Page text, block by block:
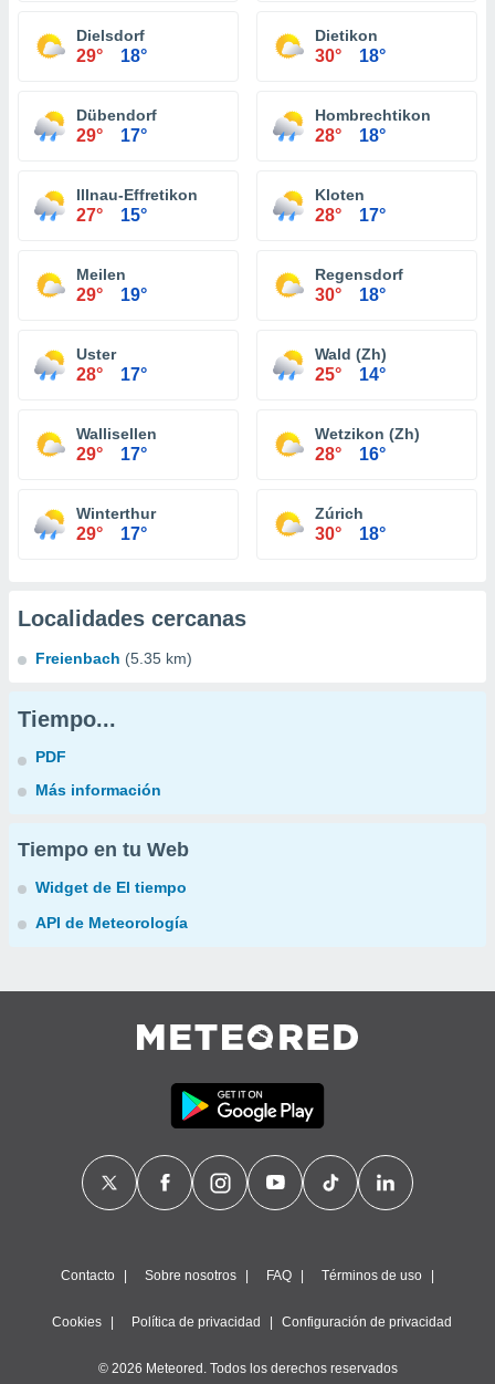
Dielsdorf
29° 18°
Dietikon
30° 18°
Dübendorf
29° 17°
Hombrechtikon
28° 18°
Illnau-Effretikon
27° 15°
Kloten
28° 17°
Meilen
29° 19°
Regensdorf
30° 18°
Uster
28° 17°
Wald (Zh)
25° 14°
Wallisellen
29° 17°
Wetzikon (Zh)
28° 16°
Winterthur
29° 17°
Zúrich
30° 18°
Localidades cercanas
Freienbach (5.35 km)
Tiempo...
PDF
Más información
Tiempo en tu Web
Widget de El tiempo
API de Meteorología
Contacto Sobre nosotros FAQ Términos de uso
Cookies Política de privacidad Configuración de privacidad
© 2026 Meteored. Todos los derechos reservados